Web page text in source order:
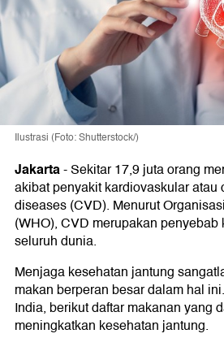
Ilustrasi (Foto: Shutterstock/)
Jakarta-Sekitar 17,9 juta orang
akibat penyakit kardiovaskular atau
diseases (CVD). Menurut
(WHO), CVD merupakan penyebab
seluruh dunia.
Menjaga kesehatan jantung
makan berperan besar dalam hal
India, berikut daftar makanan yang
meningkatkan kesehatan jantung.